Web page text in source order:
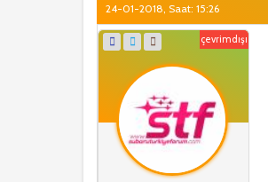
24-01-2018, Saat: 15:26
çevrimdışı